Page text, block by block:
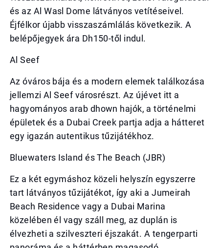
és az Al Wasl Dome látványos vetítéseivel.
Éjfélkor újabb visszaszámlálás következik. A
belépőjegyek ára Dh150-től indul.
Al Seef
Az óváros bája és a modern elemek találkozása
jellemzi Al Seef városrészt. Az újévet itt a
hagyományos arab dhown hajók, a történelmi
épületek és a Dubai Creek partja adja a hátteret
egy igazán autentikus tűzijátékhoz.
Bluewaters Island és The Beach (JBR)
Ez a két egymáshoz közeli helyszín egyszerre
tart látványos tűzijátékot, így aki a Jumeirah
Beach Residence vagy a Dubai Marina
közelében él vagy száll meg, az duplán is
élvezheti a szilveszteri éjszakát. A tengerparti